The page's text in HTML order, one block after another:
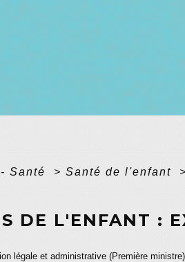
Santé > Santé de l'enfant >
DE L'ENFANT :
légale et administrative (Première ministre)